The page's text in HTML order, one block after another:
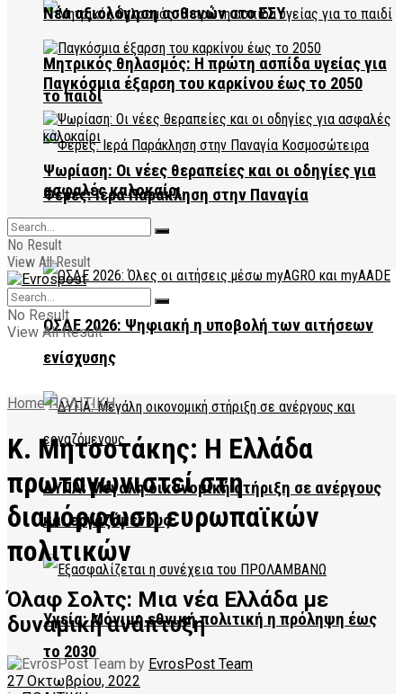
Μητρικός θηλασμός: Η πρώτη ασπίδα υγείας για
το παιδί
Φέρες: Ιερά Παράκληση στην Παναγία
Κοσμοσώτειρα
ΟΣΔΕ 2026: Ψηφιακή η υποβολή των αιτήσεων
ενίσχυσης
ΔΥΠΑ: Μεγάλη οικονομική στήριξη σε ανέργους
και εργαζόμενους
Υγεία: Μόνιμη εθνική πολιτική η πρόληψη έως
το 2030
Νέα αξιολόγηση ασθενών στο ΕΣΥ
Παγκόσμια έξαρση του καρκίνου έως το 2050
Ψωρίαση: Οι νέες θεραπείες και οι οδηγίες για
ασφαλές καλοκαίρι
No Result
View All Result
No Result
View All Result
Home ΠΟΛΙΤΙΚΗ
Κ. Μητσοτάκης: Η Ελλάδα
πρωταγωνιστεί στη
διαμόρφωση ευρωπαϊκών
πολιτικών
Όλαφ Σολτς: Μια νέα Ελλάδα με
δυναμική ανάπτυξη
by EvrosPost Team
27 Οκτωβρίου, 2022